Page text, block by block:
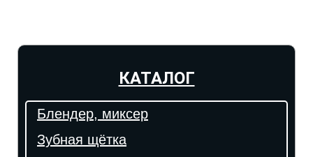
КАТАЛОГ
Блендер, миксер
Зубная щётка